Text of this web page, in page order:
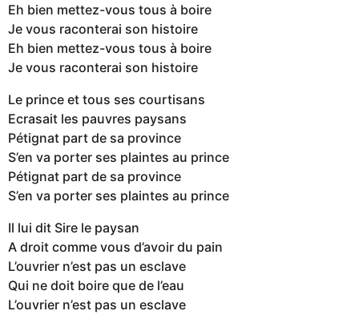
Eh bien mettez-vous tous à boire
Je vous raconterai son histoire
Eh bien mettez-vous tous à boire
Je vous raconterai son histoire
Le prince et tous ses courtisans
Ecrasait les pauvres paysans
Pétignat part de sa province
S’en va porter ses plaintes au prince
Pétignat part de sa province
S’en va porter ses plaintes au prince
Il lui dit Sire le paysan
A droit comme vous d’avoir du pain
L’ouvrier n’est pas un esclave
Qui ne doit boire que de l’eau
L’ouvrier n’est pas un esclave